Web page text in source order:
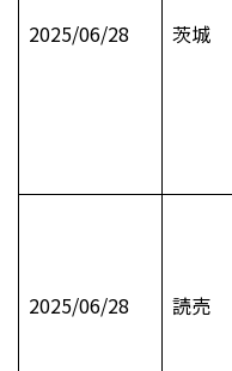
2025/06/28 茨城
2025/06/28 読売